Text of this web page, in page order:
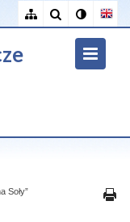
Soły”